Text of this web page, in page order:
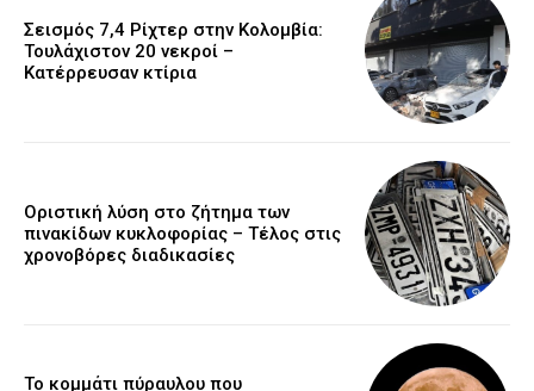
Σεισμός 7,4 Ρίχτερ στην Κολομβία:
Τουλάχιστον 20 νεκροί –
Κατέρρευσαν κτίρια
Οριστική λύση στο ζήτημα των
πινακίδων κυκλοφορίας – Τέλος στις
χρονοβόρες διαδικασίες
Το κομμάτι πύραυλου που